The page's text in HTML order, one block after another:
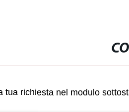
tua richiesta nel modulo